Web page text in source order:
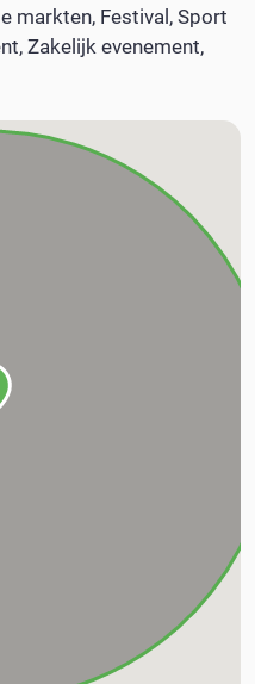
markten Festival Sport
Zakelijk evenement